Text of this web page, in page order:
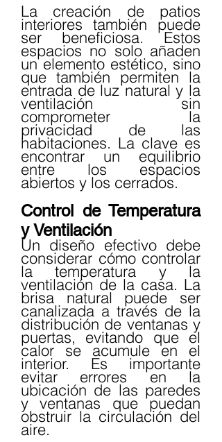
La creación de patios
interiores también puede
ser beneficiosa. Estos
espacios no solo añaden
un elemento estético, sino
que también permiten la
entrada de luz natural y la
ventilación sin
comprometer la
privacidad de las
habitaciones. La clave es
encontrar un equilibrio
entre los espacios
abiertos y los cerrados.
Control de Temperatura
y Ventilación
Un diseño efectivo debe
considerar cómo controlar
la temperatura y la
ventilación de la casa. La
brisa natural puede ser
canalizada a través de la
distribución de ventanas y
puertas, evitando que el
calor se acumule en el
interior. Es importante
evitar errores en la
ubicación de las paredes
y ventanas que puedan
obstruir la circulación del
aire.